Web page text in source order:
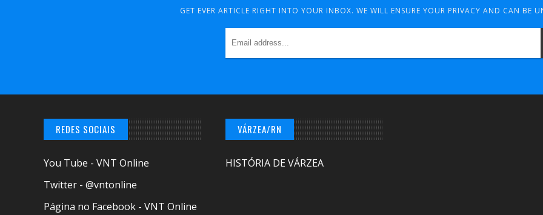
GET EVER ARTICLE RIGHT INTO YOUR INBOX. WE WILL ENSURE YOUR PRIVACY AND CAN BE
REDES SOCIAIS
You Tube - VNT Online
Twitter - @vntonline
Página no Facebook - VNT Online
VÁRZEA/RN
HISTÓRIA DE VÁRZEA